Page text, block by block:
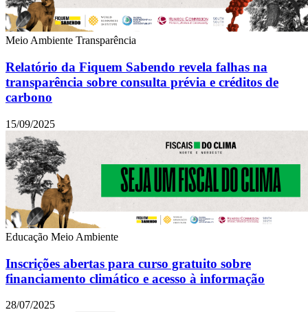
Meio Ambiente Transparência
Relatório da Fiquem Sabendo revela falhas na
transparência sobre consulta prévia e créditos de
carbono
15/09/2025
Educação Meio Ambiente
Inscrições abertas para curso gratuito sobre
financiamento climático e acesso à informação
28/07/2025